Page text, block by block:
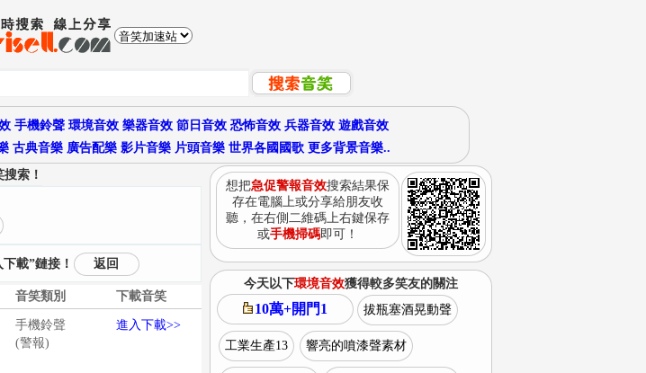
手機鈴聲 環境音效 樂器音效 節日音效 恐怖音效 兵器音效 遊戲音效
古典音樂 廣告配樂 影片音樂 片頭音樂 世界各國國歌 更多背景音樂..
索！
載”鏈接！ 返回
音笑類別 下載音笑
手機鈴聲
(警報)
進入下載>>
想把急促警報音效搜索結果保
存在電腦上或分享給朋友收
聽，在右側二維碼上右鍵保存
或手機掃碼即可！
今天以下環境音效獲得較多笑友的關注
10萬+開門1 拔瓶塞酒晃動聲
工業生產13 響亮的噴漆聲素材